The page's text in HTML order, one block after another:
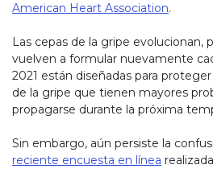
American Heart Association.
Las cepas de la gripe evolucionan,
vuelven a formular nuevamente
2021 están diseñadas para
de la gripe que tienen mayores
propagarse durante la próxima
Sin embargo, aún persiste la
reciente encuesta en línea